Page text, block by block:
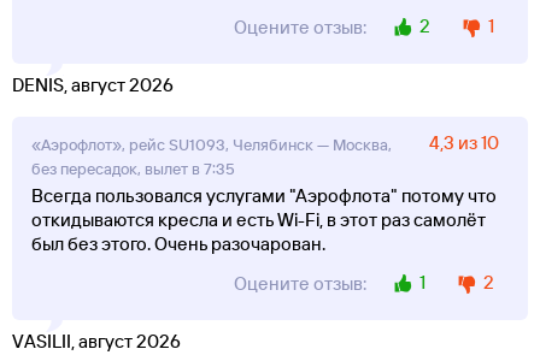
Оцените отзыв:
2 1
DENIS, август 2026
«Аэрофлот», рейс SU1093, Челябинск — Москва,
без пересадок, вылет в 7:35
4,3 из 10
Всегда пользовался услугами "Аэрофлота" потому что
откидываются кресла и есть Wi-Fi, в этот раз самолёт
был без этого. Очень разочарован.
Оцените отзыв:
1 2
VASILII, август 2026